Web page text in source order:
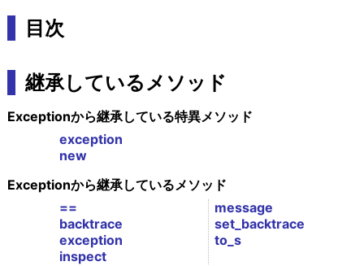
目次
継承しているメソッド
Exceptionから継承している特異メソッド
exception
new
Exceptionから継承しているメソッド
==
backtrace
exception
inspect
message
set_backtrace
to_s